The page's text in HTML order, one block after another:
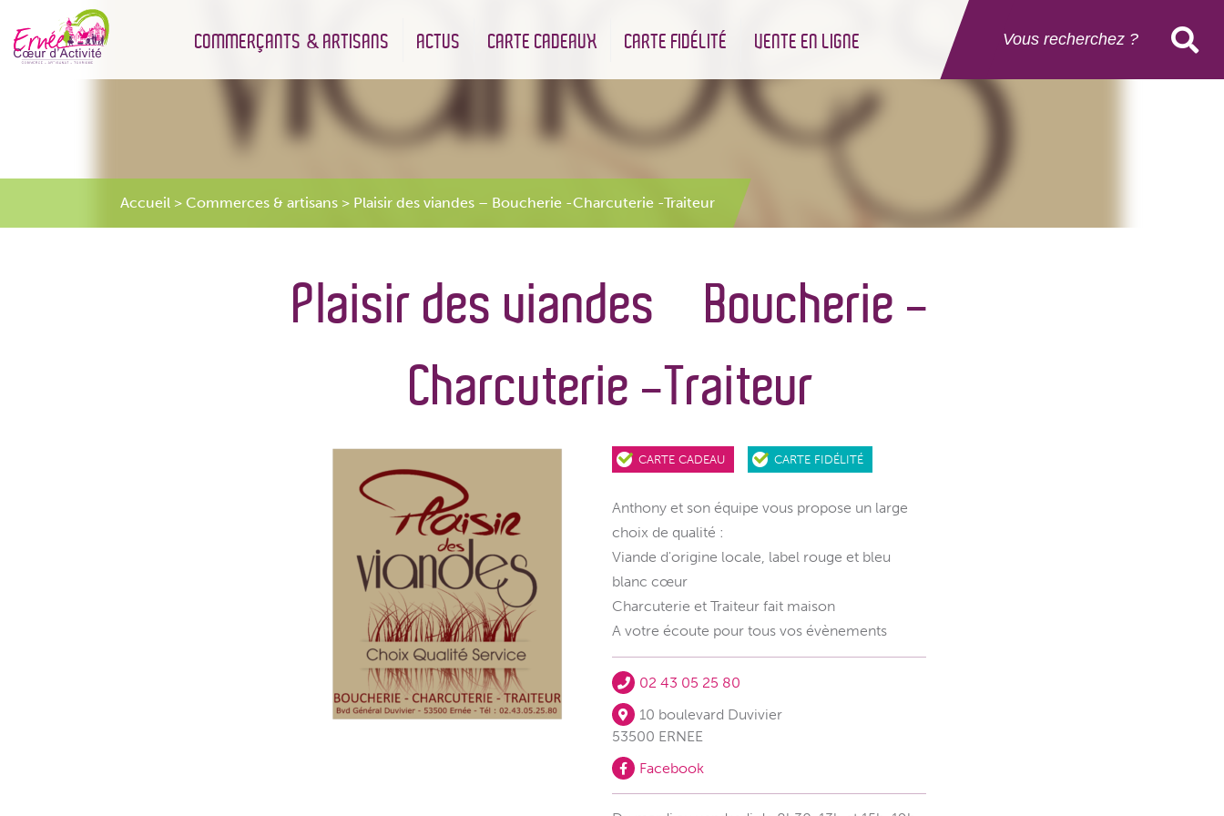
COMMERÇANTS & ARTISANS ACTUS CARTE CADEAUX CARTE FIDÉLITÉ VENTE EN LIGNE
Accueil > Commerces & artisans > Plaisir des viandes – Boucherie -Charcuterie -Traiteur
Plaisir des viandes – Boucherie -
Charcuterie -Traiteur
CARTE CADEAU CARTE FIDÉLITÉ
Anthony et son équipe vous propose un large
choix de qualité :
Viande d'origine locale, label rouge et bleu
blanc cœur
Charcuterie et Traiteur fait maison
A votre écoute pour tous vos évènements
02 43 05 25 80
10 boulevard Duvivier
53500 ERNEE
Facebook